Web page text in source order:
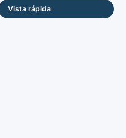
Vista rápida